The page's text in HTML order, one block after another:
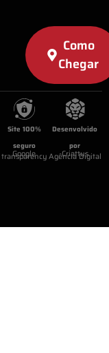
Como
Chegar
Site 100%
seguro
Google
transparency
Desenvolvido
por
Criattus
Agência Digital